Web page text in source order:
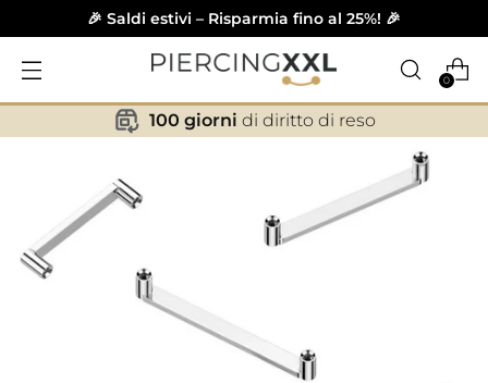
🎉 Saldi estivi – Risparmia fino al 25%! 🎉
0
✕
100 giorni di diritto di reso